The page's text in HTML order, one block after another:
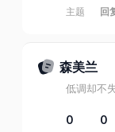
主题 回
森美兰
0 0